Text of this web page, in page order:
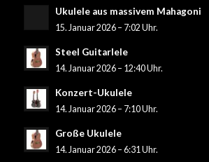
Ukulele aus massivem Mahagoni
15. Januar 2026 – 7:02 Uhr.
Steel Guitarlele
14. Januar 2026 – 12:40 Uhr.
Konzert-Ukulele
14. Januar 2026 – 7:10 Uhr.
Große Ukulele
14. Januar 2026 – 6:31 Uhr.